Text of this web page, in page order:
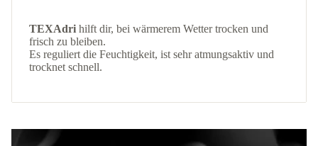
TEXAdri hilft dir, bei wärmerem Wetter trocken und
frisch zu bleiben.
Es reguliert die Feuchtigkeit, ist sehr atmungsaktiv und
trocknet schnell.